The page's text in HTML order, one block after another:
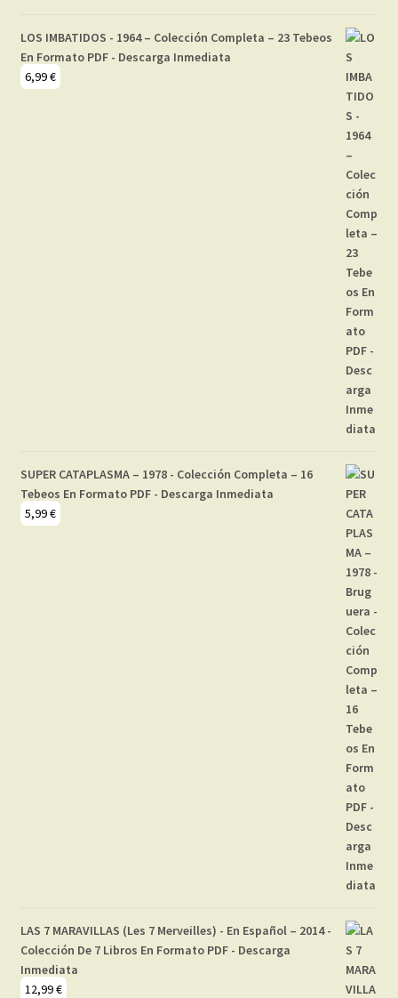
LOS IMBATIDOS - 1964 – Colección Completa – 23 Tebeos
En Formato PDF - Descarga Inmediata
6,99€
SUPER CATAPLASMA – 1978 - Colección Completa – 16
Tebeos En Formato PDF - Descarga Inmediata
5,99€
LAS 7 MARAVILLAS (Les 7 Merveilles) - En Español – 2014 -
Colección De 7 Libros En Formato PDF - Descarga
Inmediata
12,99€